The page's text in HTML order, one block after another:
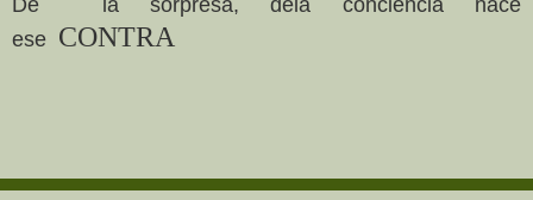
De la sorpresa, dela conciencia nace
ese CONTRA